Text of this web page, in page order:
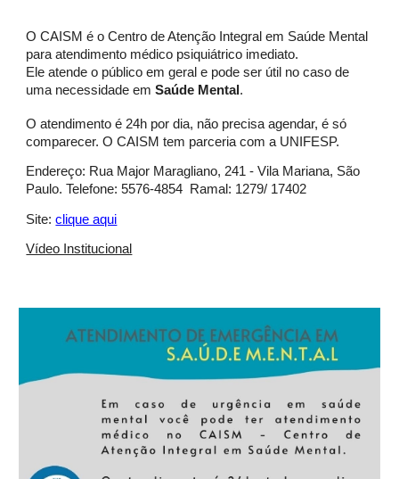
O CAISM é o Centro de Atenção Integral em Saúde Mental
para atendimento médico psiquiátrico imediato.
Ele atende o público em geral e pode ser útil no caso de
uma necessidade emSaúde Mental .
O atendimento é 24h por dia, não precisa agendar, é só
comparecer. O CAISM tem parceria com a UNIFESP.
Endereço: Rua Major Maragliano, 241 - Vila Mariana, São
Paulo. Telefone: 5576-4854 Ramal: 1279/ 17402
Site:clique aqui
Vídeo Institucional